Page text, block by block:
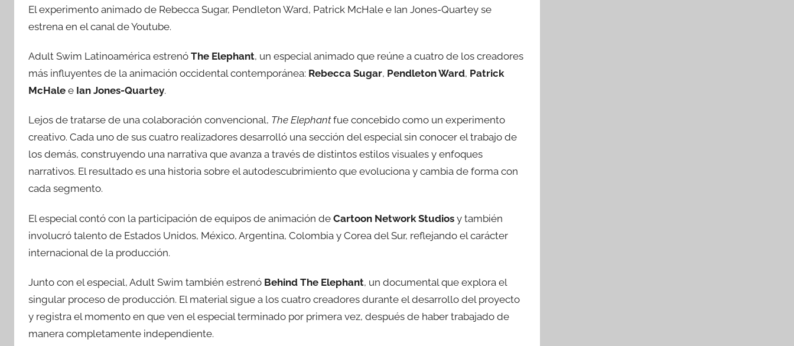
El experimento animado de Rebecca Sugar, Pendleton Ward, Patrick McHale e Ian Jones-Quartey se
estrena en el canal de Youtube.
Adult Swim Latinoamérica estrenó The Elephant, un especial animado que reúne a cuatro de los creadores
más influyentes de la animación occidental contemporánea: Rebecca Sugar, Pendleton Ward, Patrick
McHale e Ian Jones-Quartey.
Lejos de tratarse de una colaboración convencional, The Elephantfue concebido como un experimento
creativo. Cada uno de sus cuatro realizadores desarrolló una sección del especial sin conocer el trabajo de
los demás, construyendo una narrativa que avanza a través de distintos estilos visuales y enfoques
narrativos. El resultado es una historia sobre el autodescubrimiento que evoluciona y cambia de forma con
cada segmento.
El especial contó con la participación de equipos de animación de Cartoon Network Studios y también
involucró talento de Estados Unidos, México, Argentina, Colombia y Corea del Sur, reflejando el carácter
internacional de la producción.
Junto con el especial, Adult Swim también estrenó Behind The Elephant, un documental que explora el
singular proceso de producción. El material sigue a los cuatro creadores durante el desarrollo del proyecto
y registra el momento en que ven el especial terminado por primera vez, después de haber trabajado de
manera completamente independiente.